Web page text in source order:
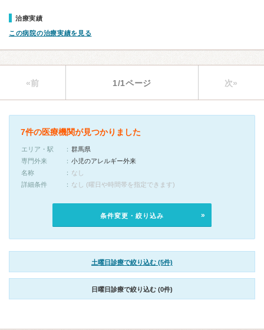
治療実績
この病院の治療実績を見る
«前 1/1ページ 次»
7件の医療機関が見つかりました
エリア・駅
群馬県
専門外来
小児のアレルギー外来
名称
なし
詳細条件
なし (曜日や時間帯を指定できます)
条件変更・絞り込み
土曜日診療で絞り込む (5件)
日曜日診療で絞り込む (0件)